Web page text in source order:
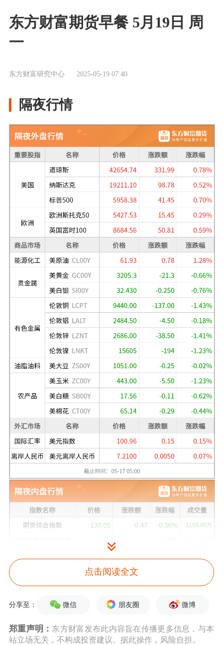
东方财富期货早餐 5月19日 周
一
东方财富研究中心 2025-05-19 07:40
隔夜行情
点击阅读全文
分享至： 微信 朋友圈 微博
郑重声明： 东方财富发布此内容旨在传播更多信息，与本
站立场无关，不构成投资建议。据此操作，风险自担。